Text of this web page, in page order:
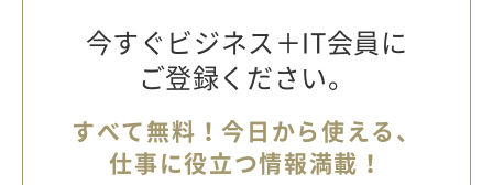
今すぐビジネス＋IT会員に
ご登録ください。
すべて無料！今日から使える、
仕事に役立つ情報満載！